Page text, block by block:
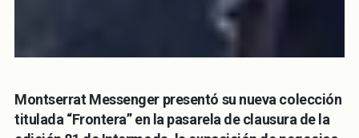
Montserrat Messenger presentó su nueva colección
titulada “Frontera” en la pasarela de clausura de la